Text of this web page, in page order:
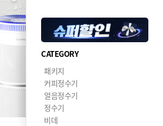
CATEGORY
패키지
커피정수기
얼음정수기
정수기
비데